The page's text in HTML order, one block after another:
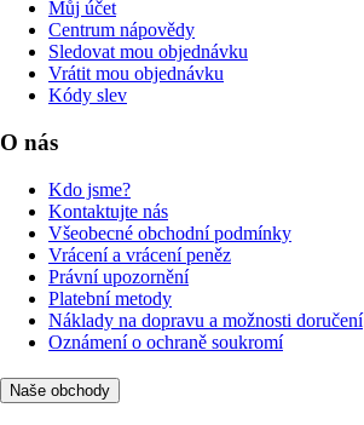
Můj účet
Centrum nápovědy
Sledovat mou objednávku
Vrátit mou objednávku
Kódy slev
O nás
Kdo jsme?
Kontaktujte nás
Všeobecné obchodní podmínky
Vrácení a vrácení peněz
Právní upozornění
Platební metody
Náklady na dopravu a možnosti doručení
Oznámení o ochraně soukromí
Naše obchody